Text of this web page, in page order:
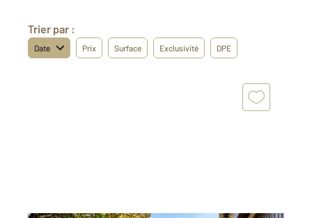
Trier par :
Date Prix Surface Exclusivité DPE